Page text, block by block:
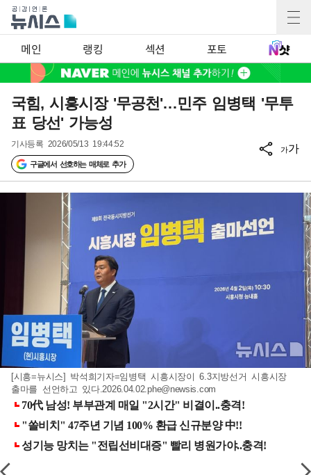
메인 랭킹 섹션 포토
국힘, 시흥시장 '무공천'…민주 임병택 '무투
표 당선' 가능성
기사등록 2026/05/13 19:44:52
구글에서 선호하는 매체로 추가
가가
[시흥=뉴시스] 박석희기자=임병택 시흥시장이 6.3지방선거 시흥시장
출마를 선언하고 있다.2026.04.02.phe@newsis.com